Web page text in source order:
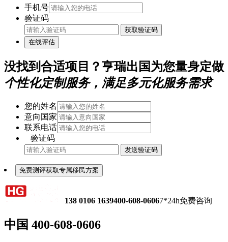
手机号
验证码
获取验证码
在线评估
没找到合适项目？亨瑞出国为您量身定做
个性化定制服务，满足多元化服务需求
您的姓名
意向国家
联系电话
验证码
发送验证码
免费测评获取专属移民方案
138 0106 1639400-608-06067*24h免费咨询
中国 400-608-0606